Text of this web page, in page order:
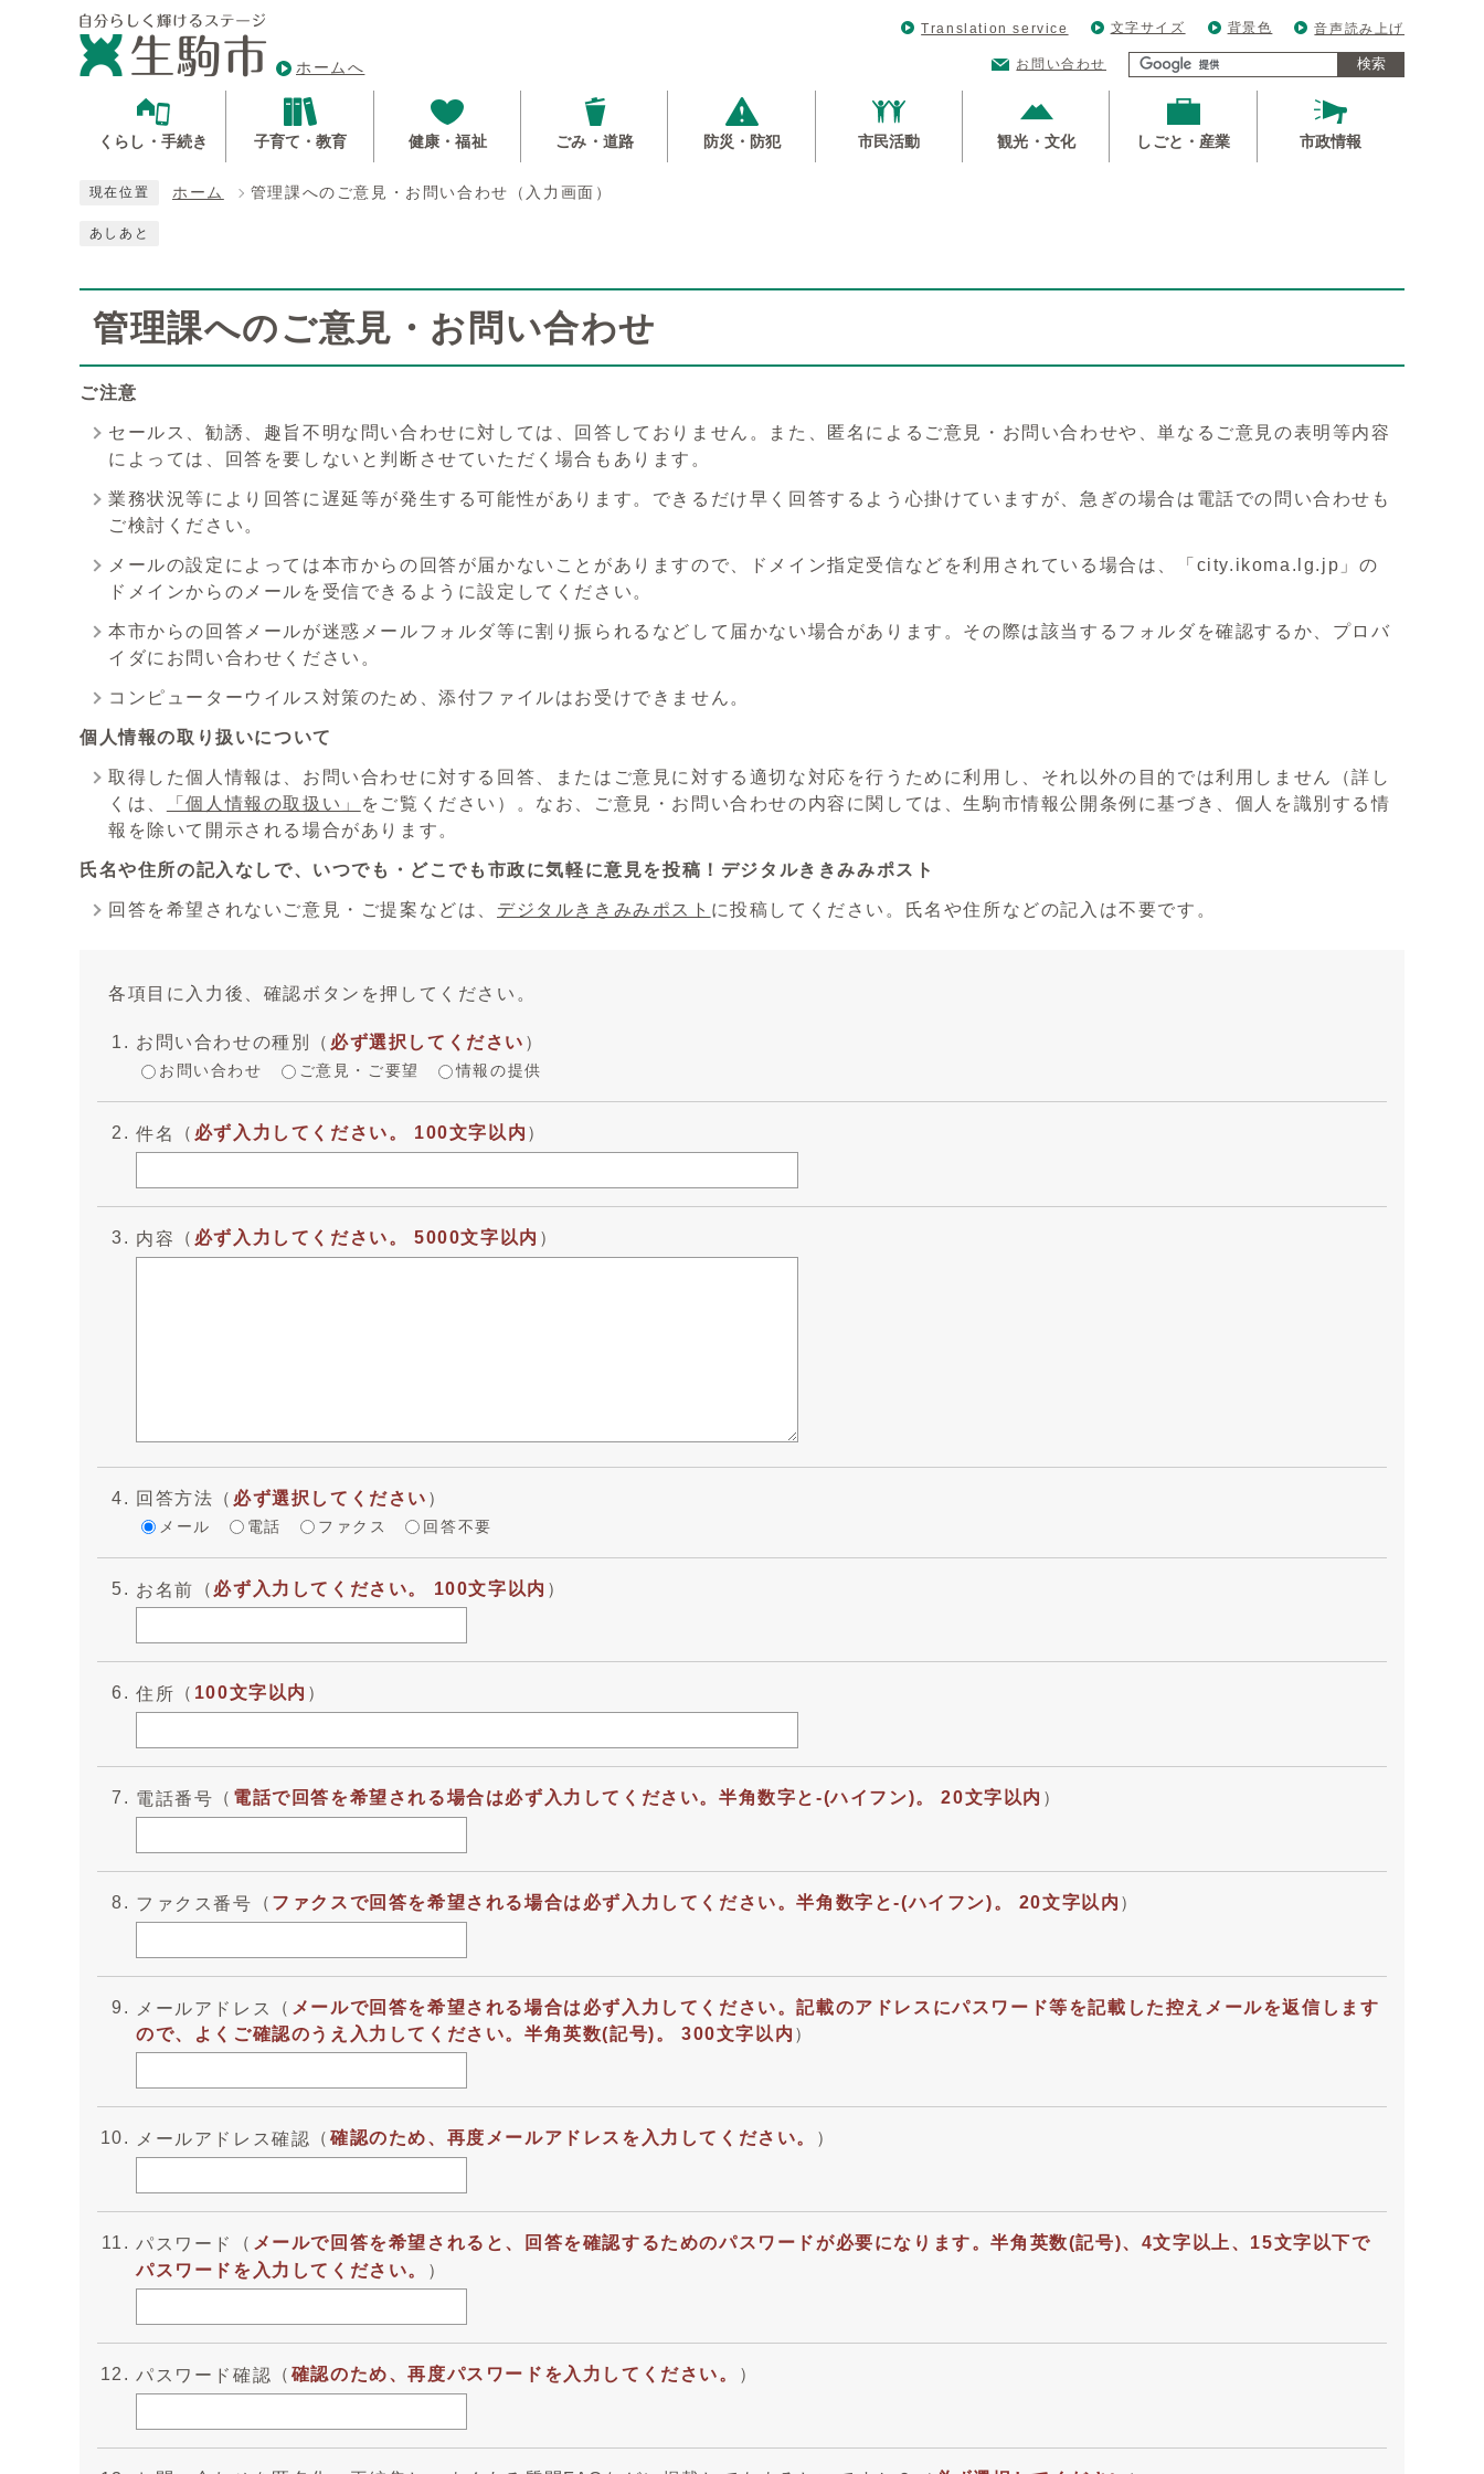
ホームへ
Translation service 文字サイズ 背景色 音声読み上げ
お問い合わせ 検索
くらし・手続き 子育て・教育 健康・福祉 ごみ・道路 防災・防犯 市民活動 観光・文化 しごと・産業 市政情報
現在位置 ホーム 管理課へのご意見・お問い合わせ（入力画面）
あしあと
管理課へのご意見・お問い合わせ
ご注意
セールス、勧誘、趣旨不明な問い合わせに対しては、回答しておりません。また、匿名によるご意見・お問い合わせや、単なるご意見の表明等内容
によっては、回答を要しないと判断させていただく場合もあります。
業務状況等により回答に遅延等が発生する可能性があります。できるだけ早く回答するよう心掛けていますが、急ぎの場合は電話での問い合わせも
ご検討ください。
メールの設定によっては本市からの回答が届かないことがありますので、ドメイン指定受信などを利用されている場合は、「city.ikoma.lg.jp」の
ドメインからのメールを受信できるように設定してください。
本市からの回答メールが迷惑メールフォルダ等に割り振られるなどして届かない場合があります。その際は該当するフォルダを確認するか、プロバ
イダにお問い合わせください。
コンピューターウイルス対策のため、添付ファイルはお受けできません。
個人情報の取り扱いについて
取得した個人情報は、お問い合わせに対する回答、またはご意見に対する適切な対応を行うために利用し、それ以外の目的では利用しません（詳し
くは、
「個人情報の取扱い」
をご覧ください）。なお、ご意見・お問い合わせの内容に関しては、生駒市情報公開条例に基づき、個人を識別する情
報を除いて開示される場合があります。
氏名や住所の記入なしで、いつでも・どこでも市政に気軽に意見を投稿！デジタルききみみポスト
回答を希望されないご意見・ご提案などは、 デジタルききみみポスト に投稿してください。氏名や住所などの記入は不要です。
各項目に入力後、確認ボタンを押してください。
お問い合わせの種別 （ 必ず選択してください ）
お問い合わせ ご意見・ご要望 情報の提供
件名 （ 必ず入力してください。 100文字以内 ）
内容 （ 必ず入力してください。 5000文字以内 ）
回答方法 （ 必ず選択してください ）
メール 電話 ファクス 回答不要
お名前 （ 必ず入力してください。 100文字以内 ）
住所 （ 100文字以内 ）
電話番号 （ 電話で回答を希望される場合は必ず入力してください。半角数字と-(ハイフン)。 20文字以内 ）
ファクス番号 （ ファクスで回答を希望される場合は必ず入力してください。半角数字と-(ハイフン)。 20文字以内 ）
メールアドレス （ メールで回答を希望される場合は必ず入力してください。記載のアドレスにパスワード等を記載した控えメールを返信します
ので、よくご確認のうえ入力してください。半角英数(記号)。 300文字以内 ）
メールアドレス確認 （確認のため、再度メールアドレスを入力してください。 ）
パスワード （ メールで回答を希望されると、回答を確認するためのパスワードが必要になります。半角英数(記号)、4文字以上、15文字以下で
パスワードを入力してください。
）
パスワード確認 （ 確認のため、再度パスワードを入力してください。 ）